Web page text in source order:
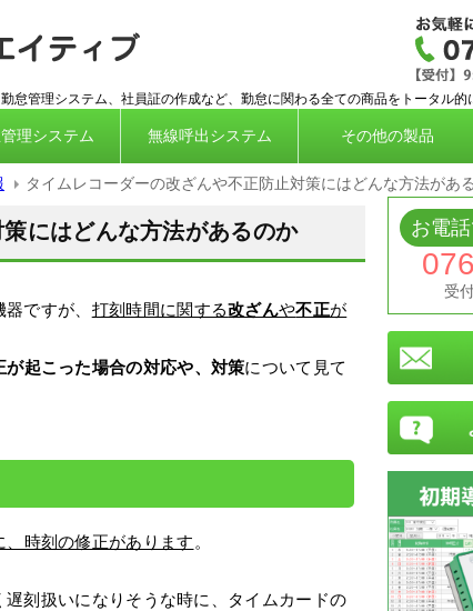
ICカード対応タイム
管理システム、社員証の作成など、勤怠に関わる全ての商品をトータル的
理システム 無線呼出システム その他の製品
タイムレコーダーの改ざんや不正防止対策にはどんな方法があ
にはどんな方法があるのか
ですが、 打刻時間に関する改ざんや不正が
が起こった場合の対応や、対策について見て
、時刻の修正があります 。
刻扱いになりそうな時に、タイムカードの
お電
受